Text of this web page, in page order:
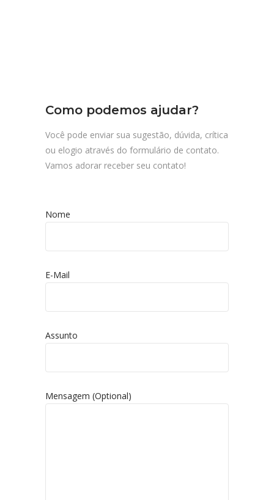
Como podemos ajudar?
Você pode enviar sua sugestão, dúvida, crítica
ou elogio através do formulário de contato.
Vamos adorar receber seu contato!
Nome
E-Mail
Assunto
Mensagem (optional)